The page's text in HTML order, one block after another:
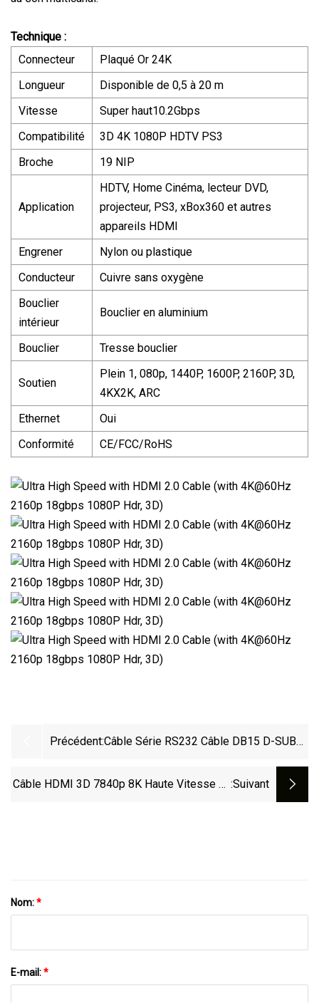
Technique :
Connecteur
Plaqué Or 24K
Longueur
Disponible de 0,5 à 20 m
Vitesse
Super haut10.2Gbps
Compatibilité
3D 4K 1080P HDTV PS3
Broche
19 NIP
Application
HDTV, Home Cinéma, lecteur DVD,
projecteur, PS3, xBox360 et autres
appareils HDMI
Engrener
Nylon ou plastique
Conducteur
Cuivre sans oxygène
Bouclier
intérieur
Bouclier en aluminium
Bouclier Tresse bouclier
Soutien
Plein 1, 080p, 1440P, 1600P, 2160P, 3D,
4KX2K, ARC
Ethernet
Oui
Conformité
CE/FCC/RoHS
Précédent:Câble Série RS232 Câble DB15 D-SUB
Mm
Câble HDMI 3D 7840p 8K Haute Vitesse En :suivant
Nom:*
E-mail:*